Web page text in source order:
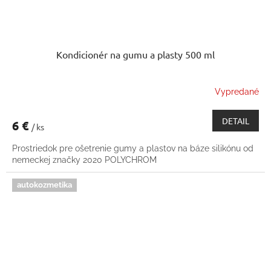
Kondicionér na gumu a plasty 500 ml
Vypredané
6 € / ks
DETAIL
Prostriedok pre ošetrenie gumy a plastov na báze silikónu od
nemeckej značky 2020 POLYCHROM
autokozmetika